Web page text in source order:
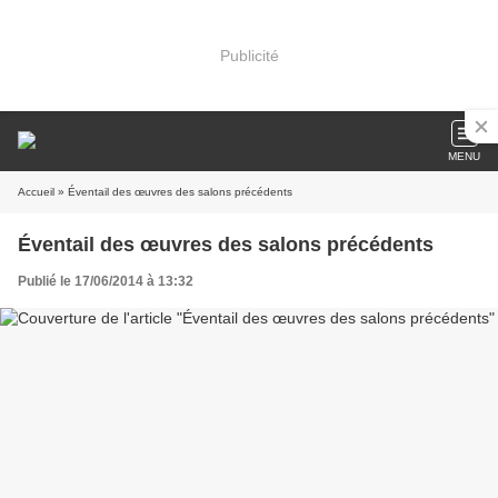
Publicité
MENU
Accueil » Éventail des œuvres des salons précédents
Éventail des œuvres des salons précédents
Publié le 17/06/2014 à 13:32